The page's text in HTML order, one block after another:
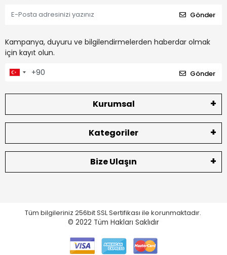
Gönder
Kampanya, duyuru ve bilgilendirmelerden haberdar olmak
için kayıt olun.
Gönder
Kurumsal
Kategoriler
Bize Ulaşın
Tüm bilgileriniz 256bit SSL Sertifikası ile korunmaktadır.
© 2022 Tüm Hakları Saklıdır